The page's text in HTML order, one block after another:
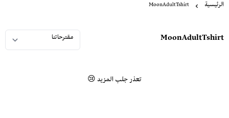
الرئيسية MoonAdultTshirt
MoonAdultTshirt
تعذر جلب المزيد 😢